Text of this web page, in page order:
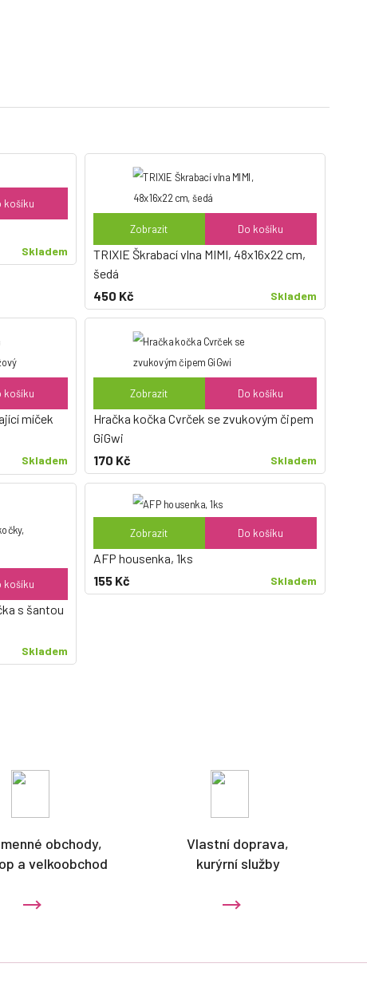
košíku
Skladem
Zobrazit Do košíku
TRIXIE Škrabací vlna MIMI, 48x16x22 cm,
šedá
450 Kč
Skladem
košíku
míček
Skladem
Zobrazit Do košíku
Hračka kočka Cvrček se zvukovým čipem
GiGwi
170 Kč
Skladem
košíku
s šantou
Skladem
Zobrazit Do košíku
AFP housenka, 1ks
155 Kč
Skladem
obchody,
a velkoobchod
Vlastní doprava,
kurýrní služby